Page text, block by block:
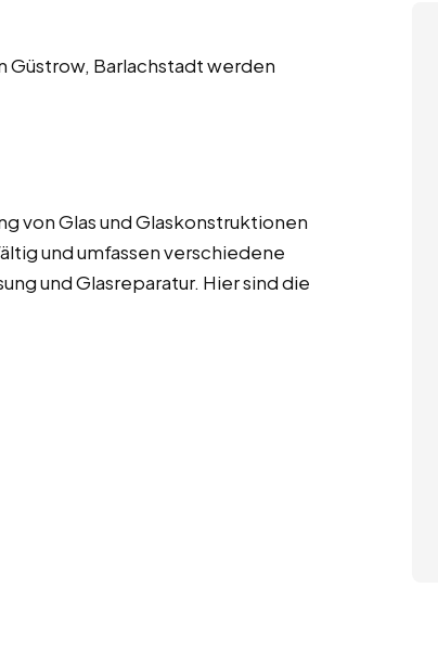
Güstrow, Barlachstadt werden
von Glas und Glaskonstruktionen
und umfassen verschiedene
und Glasreparatur. Hier sind die